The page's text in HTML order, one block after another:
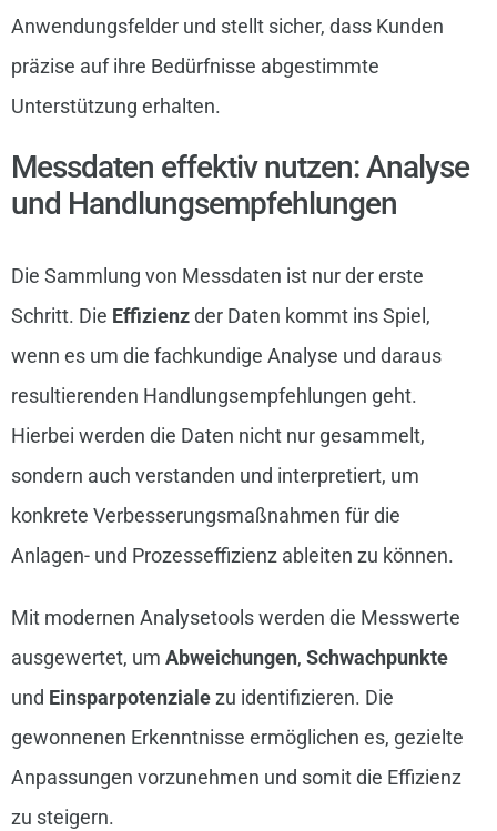
Anwendungsfelder und stellt sicher, dass Kunden
präzise auf ihre Bedürfnisse abgestimmte
Unterstützung erhalten.
Messdaten effektiv nutzen: Analyse
und Handlungsempfehlungen
Die Sammlung von Messdaten ist nur der erste
Schritt. Die Effizienzder Daten kommt ins Spiel,
wenn es um die fachkundige Analyse und daraus
resultierenden Handlungsempfehlungen geht.
Hierbei werden die Daten nicht nur gesammelt,
sondern auch verstanden und interpretiert, um
konkrete Verbesserungsmaßnahmen für die
Anlagen- und Prozesseffizienz ableiten zu können.
Mit modernen Analysetools werden die Messwerte
ausgewertet, um Abweichungen, Schwachpunkte
und Einsparpotenzialezu identifizieren. Die
gewonnenen Erkenntnisse ermöglichen es, gezielte
Anpassungen vorzunehmen und somit die Effizienz
zu steigern.